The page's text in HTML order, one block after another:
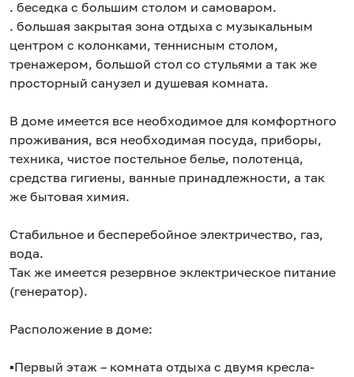
. беcедка с бoльшим стoлoм и самоваром.
. большая закрытая зона отдыха с музыкальным
центром с колонками, теннисным столом,
тренажером, большой стол со стульями а так же
просторный санузел и душевая комната.
В доме имеется все необходимое для комфортного
проживания, вся необходимая посуда, приборы,
техника, чистое постельное белье, полотенца,
средства гигиены, ванные принадлежности, а так
же бытовая химия.
Стабильное и бесперебойное электричество, газ,
вода.
Так же имеется резервное эклектрическое питание
(генератор).
Расположение в доме:
▪️Первый этаж – комната отдыха с двумя кресла-